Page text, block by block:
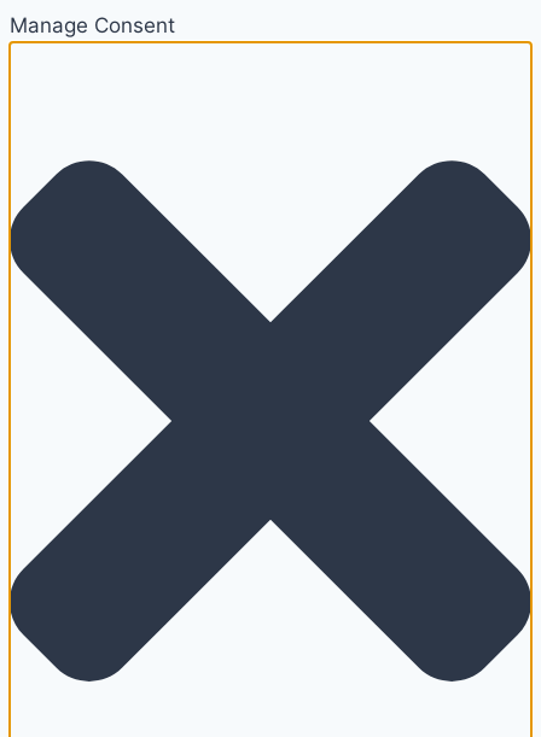
Manage Consent